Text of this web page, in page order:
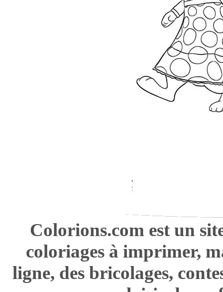
Colorions.com est un
coloriages à imprimer,
ligne, des bricolages,